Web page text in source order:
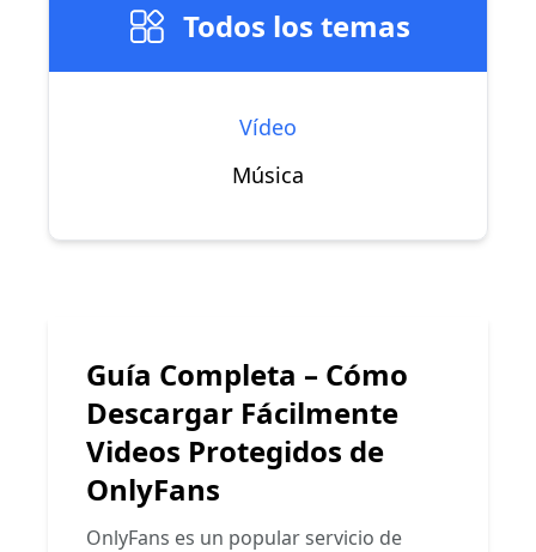
Todos los temas
Vídeo
Música
Guía Completa – Cómo
Descargar Fácilmente
Videos Protegidos de
OnlyFans
OnlyFans es un popular servicio de